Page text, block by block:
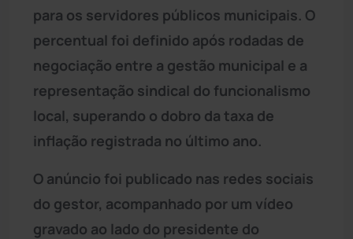
para os servidores públicos municipais. O
percentual foi definido após rodadas de
negociação entre a gestão municipal e a
representação sindical do funcionalismo
local, superando o dobro da taxa de
inflação registrada no último ano.
O anúncio foi publicado nas redes sociais
do gestor, acompanhado por um vídeo
gravado ao lado do presidente do